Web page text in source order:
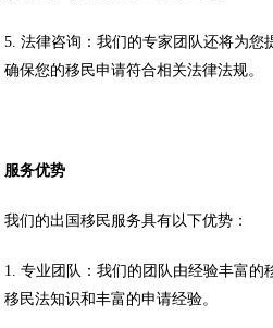
5. 法律咨询：我们的专家团队还将为您
确保您的移民申请符合相关法律法规。
服务优势
我们的出国移民服务具有以下优势：
1. 专业团队：我们的团队由经验丰富的
移民法知识和丰富的申请经验。